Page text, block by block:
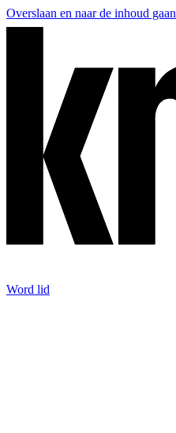
Overslaan en naar de inhoud gaan
Word lid